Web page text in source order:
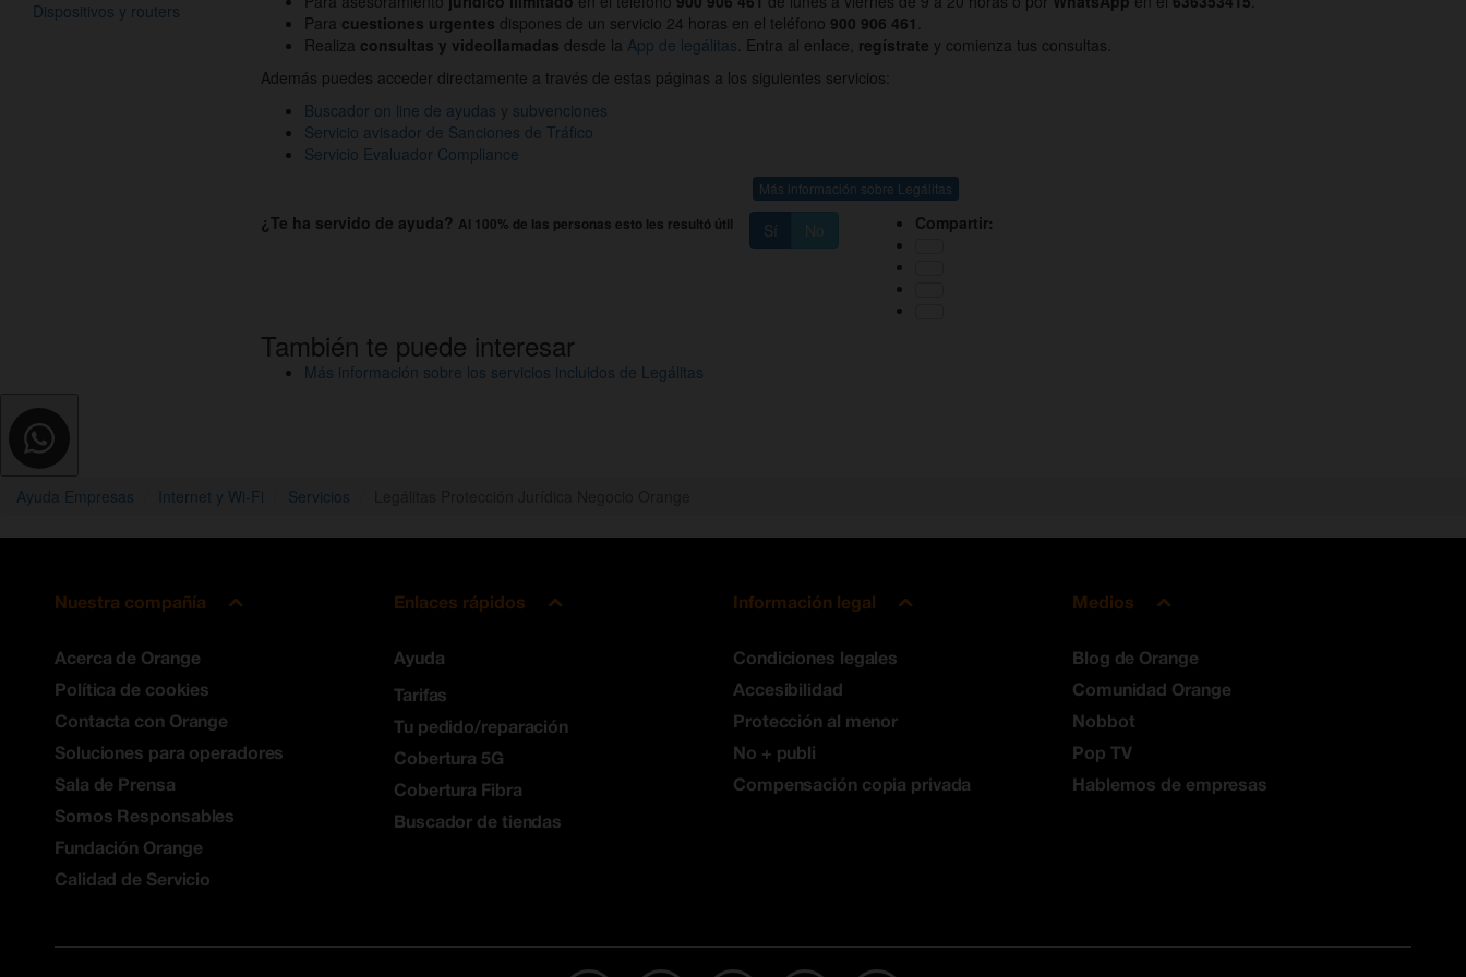
Dispositivos y routers
Para cuestiones urgentes dispones de un servicio 24 horas en el teléfono 900 906 461
Realiza consultas y videollamadas desde la App de legálitas . Entra al enlace, regístrate y comienza tus consultas.
Además puedes acceder directamente a través de estas páginas a los siguientes servicios:
Buscador on line de ayudas y subvenciones
Servicio avisador de Sanciones de Tráfico
Servicio Evaluador Compliance
Más información sobre Legálitas
¿Te ha servido de ayuda? Al 100% de las personas esto les resultó útil Sí No Compartir:
También te puede interesar
Más información sobre los servicios incluidos de Legálitas
Ayuda Empresas Internet y Wi-Fi Servicios
Nuestra compañía
Acerca de Orange
Política de cookies
Contacta con Orange
Soluciones para operadores
Sala de Prensa
Somos Responsables
Fundación Orange
Calidad de Servicio
Enlaces rápidos
Ayuda
Tarifas
Tu pedido/reparación
Cobertura 5G
Cobertura Fibra
Buscador de tiendas
Información legal
Condiciones legales
Accesibilidad
Protección al menor
No + publi
Compensación copia privada
Medios
Blog de Orange
Comunidad Orange
Nobbot
Pop TV
Hablemos de empresas